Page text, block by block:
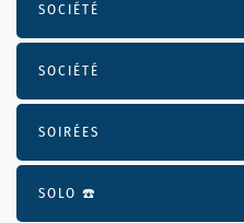
SOCIÉTÉ
SOCIÉTÉ
SOIRÉES
SOLO ☎️